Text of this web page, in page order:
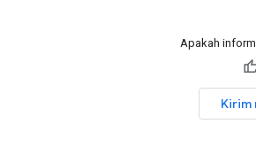
Apakah
Kirim